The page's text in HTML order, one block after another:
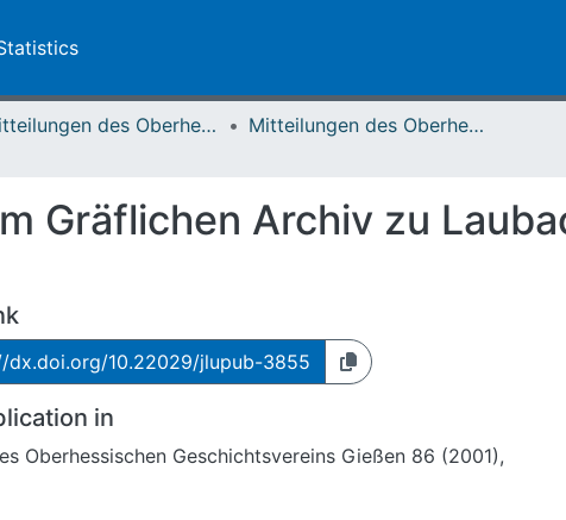
Mitteilungen des Oberhessischen Geschichtsvereins Gießen
Mitteilungen des Oberhessischen Geschichtsvereins Gießen Vol. 086 (2001)
Gräflichen Archiv zu
dx.doi.org/10.22029/jlupub-3855
in
Oberhessischen Geschichtsvereins Gießen 86 (2001),